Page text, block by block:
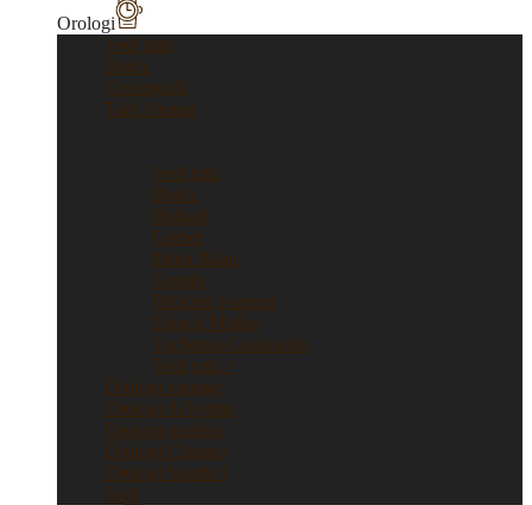
Orologi
Vedi tutti
Rolex
Cronografi
Tutti i brand
Vedi tutti
Rolex
Bulgari
Cartier
Mont Blanc
Corum
Officine Panerai
Franck Muller
Vacheron Constantin
Vedi tutti >
Orologi vintage
Orologi di Forma
Orologi gioiello
Orologi Classici
Orologi Sportivi
Sold